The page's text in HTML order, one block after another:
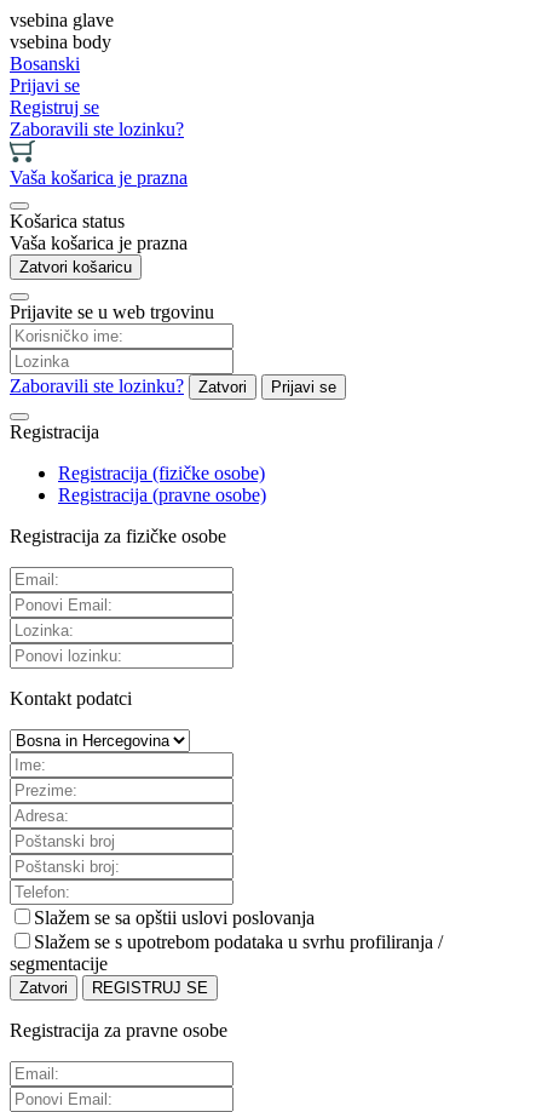
vsebina glave
vsebina body
Bosanski
Prijavi se
Registruj se
Zaboravili ste lozinku?
Vaša košarica je prazna
Košarica status
Vaša košarica je prazna
Zatvori košaricu
Prijavite se u web trgovinu
Zaboravili ste lozinku? Zatvori Prijavi se
Registracija
Registracija (fizičke osobe)
Registracija (pravne osobe)
Registracija za fizičke osobe
Kontakt podatci
Slažem se sa opštii uslovi poslovanja
Slažem se s upotrebom podataka u svrhu profiliranja /
segmentacije
Zatvori REGISTRUJ SE
Registracija za pravne osobe